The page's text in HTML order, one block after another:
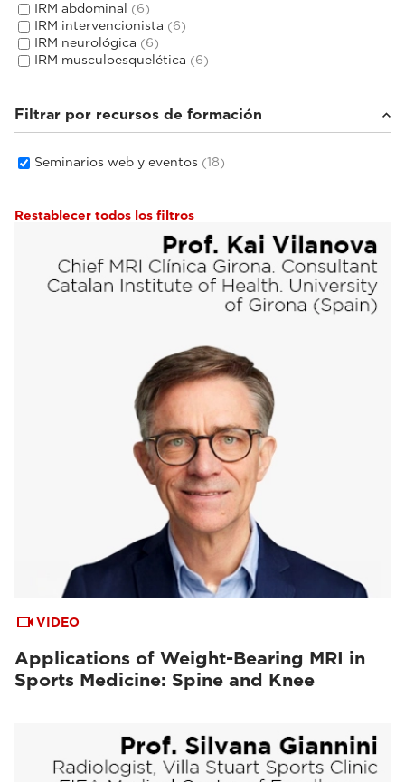
IRM abdominal (6)
IRM intervencionista (6)
IRM neurológica (6)
IRM musculoesquelética (6)
Filtrar por recursos de formación
Seminarios web y eventos (18)
Restablecer todos los filtros
VIDEO
Applications of Weight-Bearing MRI in
Sports Medicine: Spine and Knee